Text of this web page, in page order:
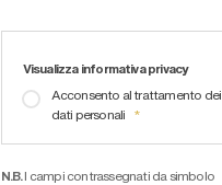
Visualizza informativa privacy
Acconsento al trattamento dei
dati personali
N.B.
I campi contrassegnati da simbolo